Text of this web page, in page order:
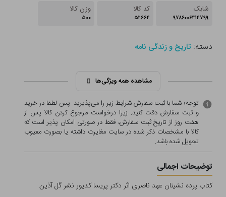
شابک
۹۷۸۶۰۰۶۴۱۴۷۹۹
کد کالا
۵۲۶۶۴
وزن کالا
۵۰۰
دسته:تاریخ و زندگی نامه
مشاهده همه ویژگی‌ها
توجه؛ شما با ثبت سفارش شرایط زیر را می‌پذیرید. پس لطفا در خرید
و ثبت سفارش دقت کنید. زیرا درخواست مرجوع کردن کالا پس از
هفت روز از تاریخ ثبت سفارش، فقط در صورتی امکان پذیر است که
کالا با مشخصات ذکر شده در سایت مغایرت داشته یا بصورت معيوب
تحویل شده باشد.
توضیحات اجمالی
کتاب پرده نشینان عهد ناصری اثر دکتر پریسا کدیور نشر گل آذین